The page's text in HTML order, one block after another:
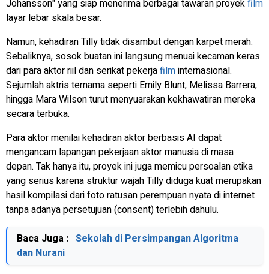
Johansson" yang siap menerima berbagai tawaran proyekfilm
layar lebar skala besar.
Namun, kehadiran Tilly tidak disambut dengan karpet merah.
Sebaliknya, sosok buatan ini langsung menuai kecaman keras
dari para aktor riil dan serikat pekerjafilminternasional.
Sejumlah aktris ternama seperti Emily Blunt, Melissa Barrera,
hingga Mara Wilson turut menyuarakan kekhawatiran mereka
secara terbuka.
Para aktor menilai kehadiran aktor berbasis AI dapat
mengancam lapangan pekerjaan aktor manusia di masa
depan. Tak hanya itu, proyek ini juga memicu persoalan etika
yang serius karena struktur wajah Tilly diduga kuat merupakan
hasil kompilasi dari foto ratusan perempuan nyata di internet
tanpa adanya persetujuan (consent) terlebih dahulu.
Baca Juga : Sekolah di Persimpangan Algoritma
dan Nurani